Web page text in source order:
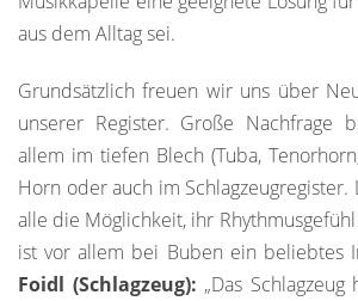
aus dem Alltag sei.
Grundsätzlich freuen wir uns über
unserer Register. Große Nachfrage
allem im tiefen Blech (Tuba,
Horn oder auch im
alle die Möglichkeit, ihr
ist vor allem bei Buben ein beliebtes
Foidl (Schlagzeug): „Das